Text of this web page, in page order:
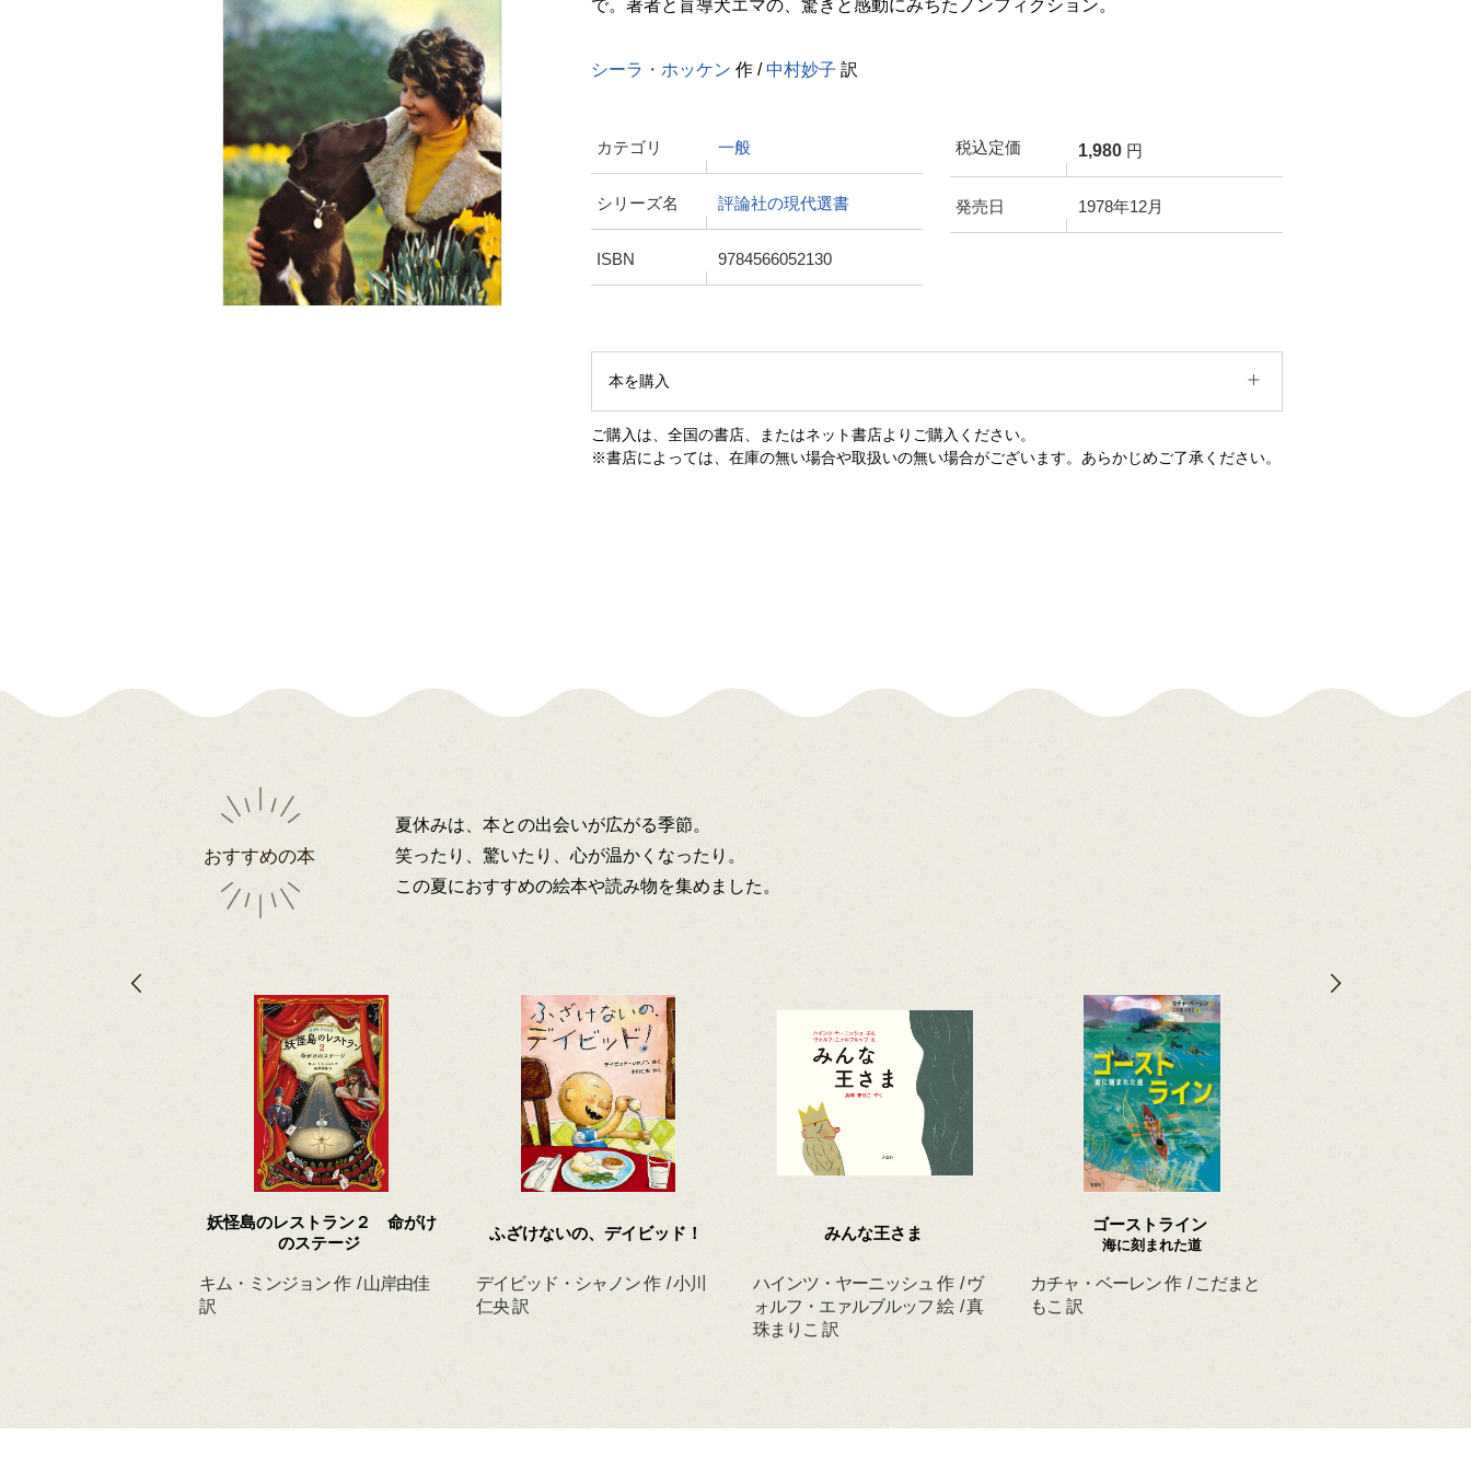
で。著者と盲導犬エマの、驚きと感動にみちたノンフィクション。
シーラ・ホッケン 作 /中村妙子 訳
カテゴリ 一般
シリーズ名 評論社の現代選書
ISBN 9784566052130
税込定価 1,980円
発売日 1978年12月
本を購入
ご購入は、全国の書店、またはネット書店よりご購入ください。
※書店によっては、在庫の無い場合や取扱いの無い場合がございます。あらかじめご了承ください。
おすすめの本
夏休みは、本との出会いが広がる季節。
笑ったり、驚いたり、心が温かくなったり。
この夏におすすめの絵本や読み物を集めました。
妖怪島のレストラン２ 命がけ
のステージ
キム・ミンジョン 作 / 山岸由佳
訳
ふざけないの、デイビッド！
デイビッド・シャノン 作 / 小川
仁央 訳
みんな王さま
ハインツ・ヤーニッシュ 作 / ヴ
ォルフ・エァルブルッフ 絵 / 真
珠まりこ 訳
ゴーストライン
海に刻まれた道
カチャ・ベーレン 作 / こだまと
もこ 訳